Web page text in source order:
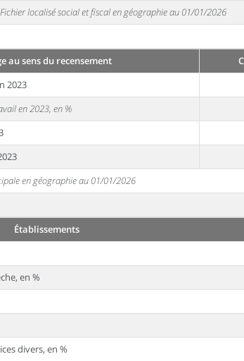
localisé social et fiscal en géographie au 01/01/2026
au sens du recensement
2023
en 2023, en %
en géographie au 01/01/2026
Établissements
en %
divers, en %